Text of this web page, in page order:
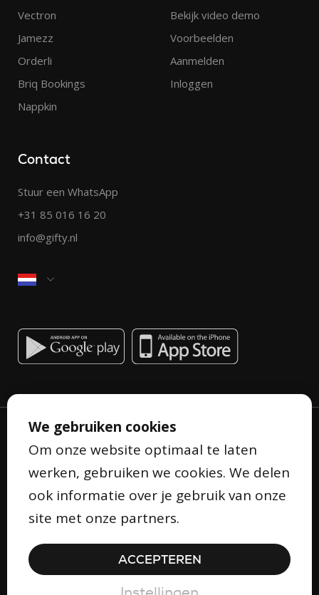
Vectron
Jamezz
Orderli
Briq Bookings
Nappkin
Bekijk video demo
Voorbeelden
Aanmelden
Inloggen
Contact
Stuur een WhatsApp
+31 85 016 16 20
info@gifty.nl
Privacyverklaring
Algemene voorwaarden
Veiligheid
© Copyright 2026 Gifty
We gebruiken cookies
Om onze website optimaal te laten
werken, gebruiken we cookies. We delen
ook informatie over je gebruik van onze
site met onze partners.
ACCEPTEREN